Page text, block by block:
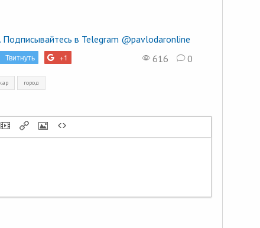
в Telegram @pavlodaronline
Твитнуть +1 616 0
город